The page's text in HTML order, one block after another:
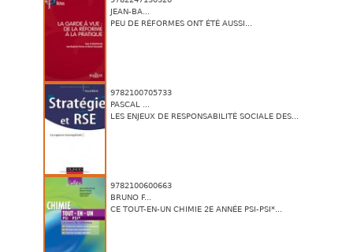
JEAN-BA...
PEU DE RÉFORMES ONT ÉTÉ AUSSI...
9782100705733
PASCAL ...
LES ENJEUX DE RESPONSABILITÉ SOCIALE DES...
9782100600663
BRUNO F...
CE TOUT-EN-UN CHIMIE 2E ANNÉE PSI-PSI*...